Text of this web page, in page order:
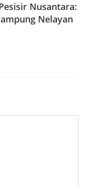
Nusantara:
Nelayan